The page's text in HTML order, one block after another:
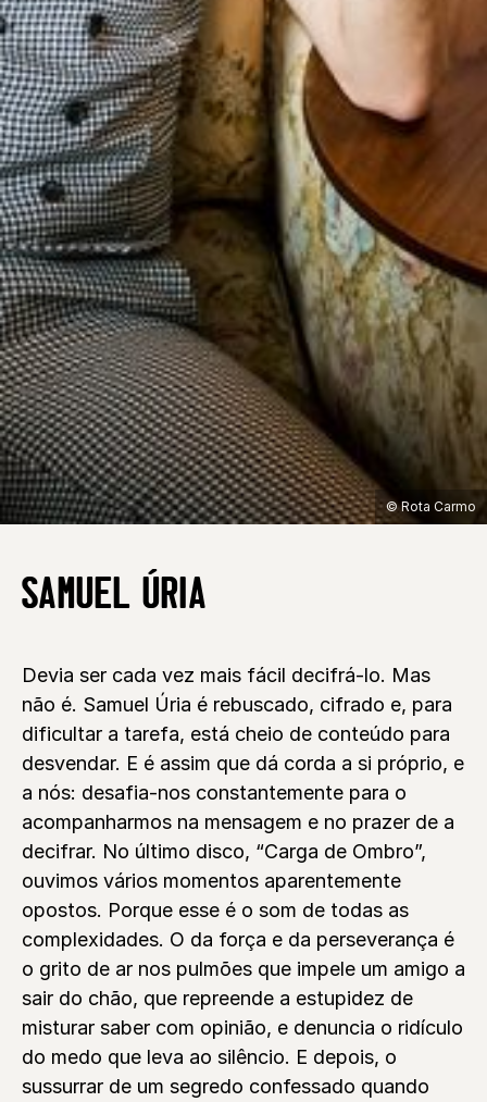
© Rota Carmo
SAMUEL ÚRIA
Devia ser cada vez mais fácil decifrá-lo. Mas
não é. Samuel Úria é rebuscado, cifrado e, para
dificultar a tarefa, está cheio de conteúdo para
desvendar. E é assim que dá corda a si próprio, e
a nós: desafia-nos constantemente para o
acompanharmos na mensagem e no prazer de a
decifrar. No último disco, “Carga de Ombro”,
ouvimos vários momentos aparentemente
opostos. Porque esse é o som de todas as
complexidades. O da força e da perseverança é
o grito de ar nos pulmões que impele um amigo a
sair do chão, que repreende a estupidez de
misturar saber com opinião, e denuncia o ridículo
do medo que leva ao silêncio. E depois, o
sussurrar de um segredo confessado quando